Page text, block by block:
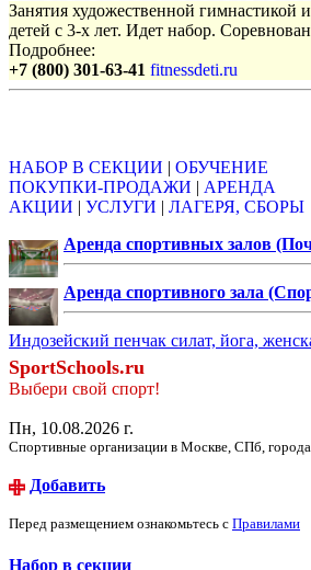
Занятия художественной гимнастикой
детей с 3-х лет. Идет набор.
Подробнее:
+7 (800) 301-63-41 fitnessdeti.ru
НАБОР В СЕКЦИИ | ОБУЧЕНИЕ
ПОКУПКИ-ПРОДАЖИ | АРЕНДА
АКЦИИ | УСЛУГИ | ЛАГЕРЯ, СБОРЫ
Аренда спортивных залов
Аренда спортивного зала
Индозейский пенчак силат, йога,
SportSchools.ru
Выбери свой спорт!
Пн, 10.08.2026 г.
Спортивные организации в Москве, СПб,
Добавить
Перед размещением ознакомьтесь с Правилами
Набор в секции